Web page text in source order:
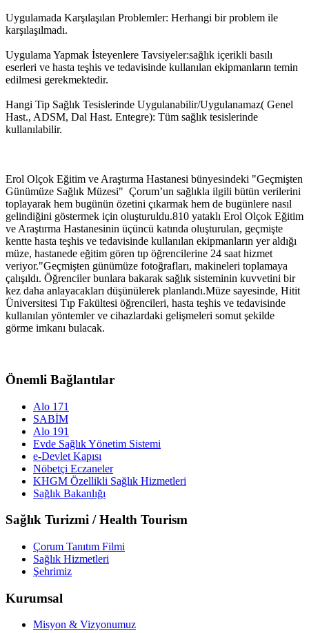
Uygulamada Karşılaşılan Problemler: Herhangi bir problem ile
karşılaşılmadı.
Uygulama Yapmak İsteyenlere Tavsiyeler:sağlık içerikli basılı
eserleri ve hasta teşhis ve tedavisinde kullanılan ekipmanların temin
edilmesi gerekmektedir.
Hangi Tip Sağlık Tesislerinde Uygulanabilir/Uygulanamaz( Genel
Hast., ADSM, Dal Hast. Entegre): Tüm sağlık tesislerinde
kullanılabilir.
Erol Olçok Eğitim ve Araştırma Hastanesi bünyesindeki "Geçmişten
Günümüze Sağlık Müzesi" Çorum’un sağlıkla ilgili bütün verilerini
toplayarak hem bugünün özetini çıkarmak hem de bugünlere nasıl
gelindiğini göstermek için oluşturuldu.810 yataklı Erol Olçok Eğitim
ve Araştırma Hastanesinin üçüncü katında oluşturulan, geçmişte
kentte hasta teşhis ve tedavisinde kullanılan ekipmanların yer aldığı
müze, hastanede eğitim gören tıp öğrencilerine 24 saat hizmet
veriyor."Geçmişten günümüze fotoğrafları, makineleri toplamaya
çalışıldı. Öğrenciler bunlara bakarak sağlık sisteminin kuvvetini bir
kez daha anlayacakları düşünülerek planlandı.Müze sayesinde, Hitit
Üniversitesi Tıp Fakültesi öğrencileri, hasta teşhis ve tedavisinde
kullanılan yöntemler ve cihazlardaki gelişmeleri somut şekilde
görme imkanı bulacak.
Önemli Bağlantılar
Alo 171
SABİM
Alo 191
Evde Sağlık Yönetim Sistemi
e-Devlet Kapısı
Nöbetçi Eczaneler
KHGM Özellikli Sağlık Hizmetleri
Sağlık Bakanlığı
Sağlık Turizmi / Health Tourism
Çorum Tanıtım Filmi
Sağlık Hizmetleri
Şehrimiz
Kurumsal
Misyon & Vizyonumuz